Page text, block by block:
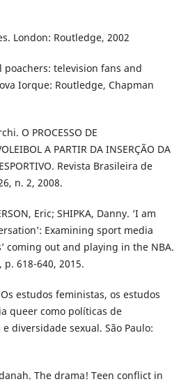
London: Routledge, 2002
poachers: television fans and
Iorque: Routledge, Chapman
O PROCESSO DE
A PARTIR DA INSERÇÃO DA
Revista Brasileira de
n. 2, 2008.
Eric; SHIPKA, Danny. ‘I am
Examining sport media
coming out and playing in the NBA.
p. 618-640, 2015.
estudos feministas, os estudos
queer como políticas de
diversidade sexual. São Paulo:
The drama! Teen conflict in